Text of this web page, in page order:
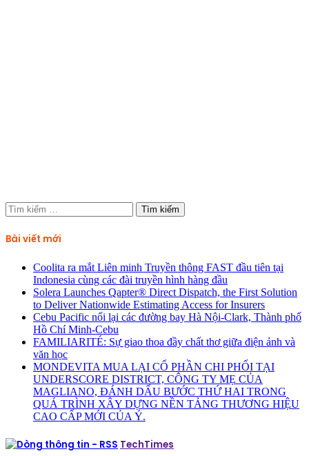
Tìm
kiếm
cho:
Bài viết mới
Coolita ra mắt Liên minh Truyền thông FAST đầu tiên tại
Indonesia cùng các đài truyền hình hàng đầu
Solera Launches Qapter® Direct Dispatch, the First Solution
to Deliver Nationwide Estimating Access for Insurers
Cebu Pacific nối lại các đường bay Hà Nội-Clark, Thành phố
Hồ Chí Minh-Cebu
FAMILIARITÉ: Sự giao thoa đầy chất thơ giữa điện ảnh và
văn học
MONDEVITA MUA LẠI CỔ PHẦN CHI PHỐI TẠI
UNDERSCORE DISTRICT, CÔNG TY MẸ CỦA
MAGLIANO, ĐÁNH DẤU BƯỚC THỨ HAI TRONG
QUÁ TRÌNH XÂY DỰNG NỀN TẢNG THƯƠNG HIỆU
CAO CẤP MỚI CỦA Ý.
TechTimes